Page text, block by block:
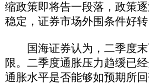
缩政策即将告一段落，政策
稳定，证券市场外围条件好
国海证券认为，二季度末
限。二季度通胀压力趋缓已
通胀水平是否能够如预期所